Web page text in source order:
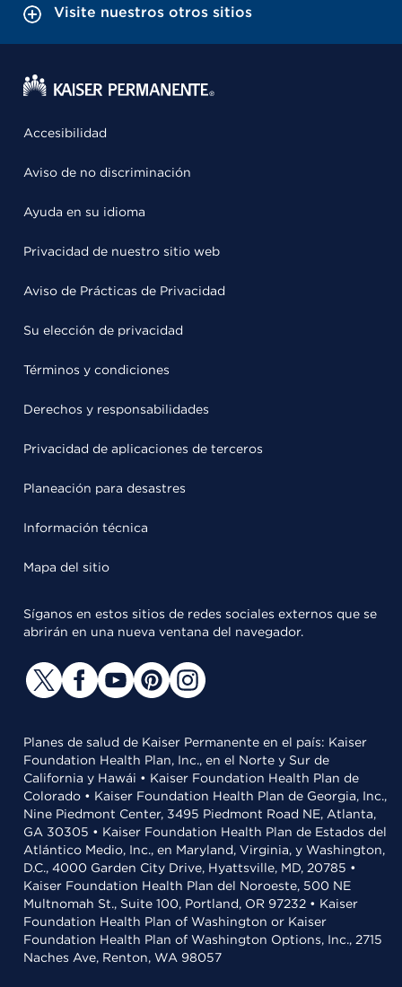
Visite nuestros otros sitios
Accesibilidad
Aviso de no discriminación
Ayuda en su idioma
Privacidad de nuestro sitio web
Aviso de Prácticas de Privacidad
Su elección de privacidad
Términos y condiciones
Derechos y responsabilidades
Privacidad de aplicaciones de terceros
Planeación para desastres
Información técnica
Mapa del sitio
Síganos en estos sitios de redes sociales externos que se
abrirán en una nueva ventana del navegador.
Planes de salud de Kaiser Permanente en el país: Kaiser
Foundation Health Plan, Inc., en el Norte y Sur de
California y Hawái • Kaiser Foundation Health Plan de
Colorado • Kaiser Foundation Health Plan de Georgia, Inc.,
Nine Piedmont Center, 3495 Piedmont Road NE, Atlanta,
GA 30305 • Kaiser Foundation Health Plan de Estados del
Atlántico Medio, Inc., en Maryland, Virginia, y Washington,
D.C., 4000 Garden City Drive, Hyattsville, MD, 20785 •
Kaiser Foundation Health Plan del Noroeste, 500 NE
Multnomah St., Suite 100, Portland, OR 97232 • Kaiser
Foundation Health Plan of Washington or Kaiser
Foundation Health Plan of Washington Options, Inc., 2715
Naches Ave, Renton, WA 98057